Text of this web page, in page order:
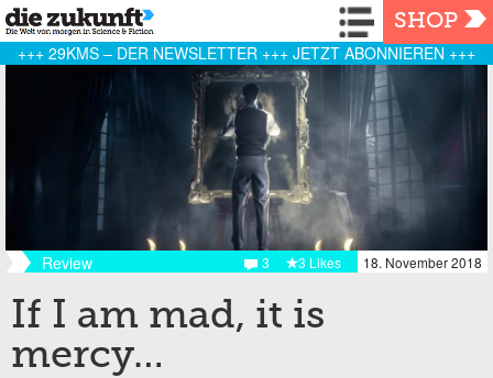
Navigation
SHOP
+++ 29KMS – DER NEWSLETTER +++ JETZT ABONNIEREN +++
Review 18. November 2018
3 Likes
3
If I am mad, it is
mercy…